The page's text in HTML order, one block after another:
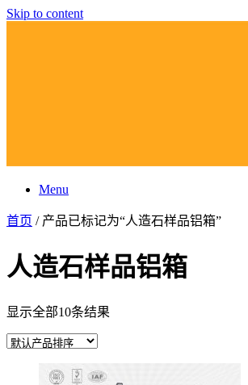
Skip to content
Menu
首页 / 产品已标记为“人造石样品铝箱”
人造石样品铝箱
显示全部10条结果